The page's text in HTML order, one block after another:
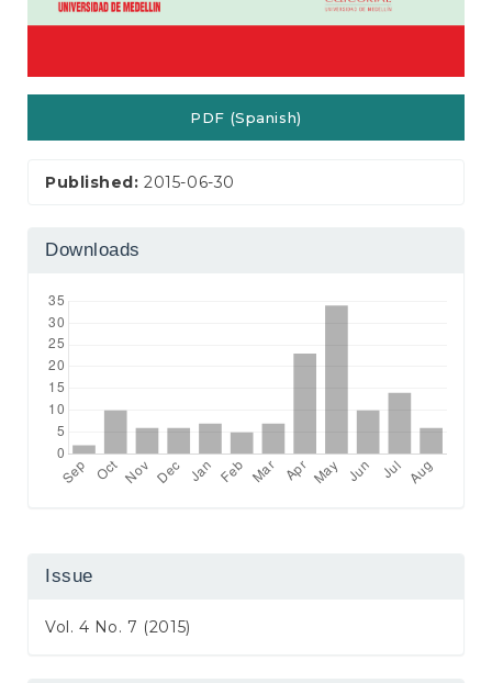
PDF (Spanish)
Published:2015-06-30
Downloads
Issue
Vol. 4 No. 7 (2015)